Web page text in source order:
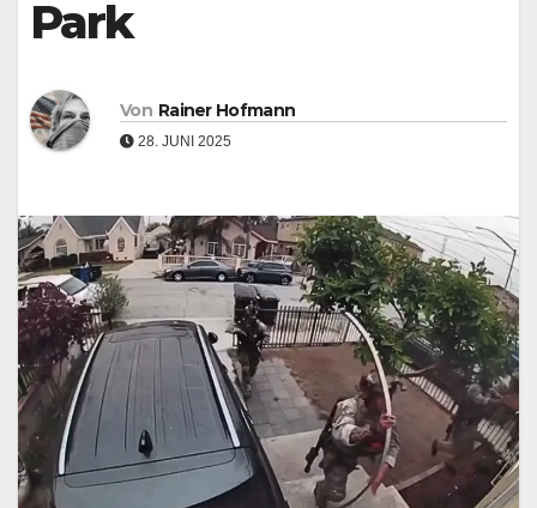
Park
Von Rainer Hofmann
28. JUNI 2025